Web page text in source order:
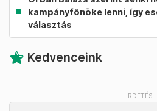
kampányfőnöke lenni, így
választás
Kedvenceink